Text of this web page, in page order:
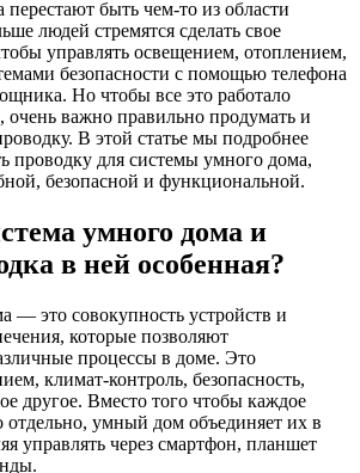
быть чем-то из области
людей стремятся сделать свое
управлять освещением, отоплением,
безопасности с помощью телефона
Но чтобы все это работало
очень важно правильно продумать и
В этой статье мы подробнее
проводку для системы умного дома,
безопасной и функциональной.
умного дома и
в ней особенная?
— это совокупность устройств и
которые позволяют
процессы в доме. Это
климат-контроль, безопасность,
другое. Вместо того чтобы каждое
отдельно, умный дом объединяет их в
управлять через смартфон, планшет